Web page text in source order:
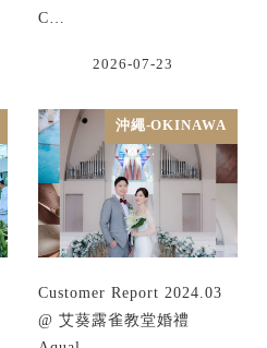
C…
2026-07-23
沖繩-OKINAWA
Customer Report 2024.03
@ 艾葵露雀教堂婚禮